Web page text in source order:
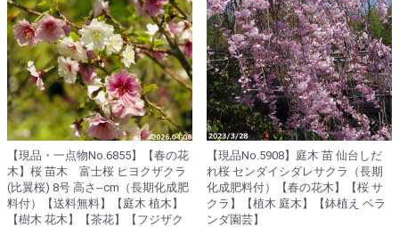
【現品・一点物No.6855】【春の花
木】桜 苗木 富士桜 ヒヨクザクラ
(比翼桜) 8号 高さ--cm（長期化成肥
料付）【送料無料】【庭木 植木】
【樹木 花木】【茶花】【フジザク
【現品No.5908】庭木 苗 仙台しだ
れ桜 センダイシダレサクラ（長期
化成肥料付）【春の花木】【桜 サ
クラ】【植木 庭木】【鉢植え ベラ
ンダ園芸】